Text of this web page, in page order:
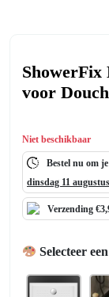
voor
Niet beschikbaar
Bestel nu om
dinsdag 11 augustus
Verzending
Selecteer